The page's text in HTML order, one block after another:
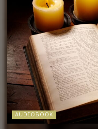
AUDIOBOOK